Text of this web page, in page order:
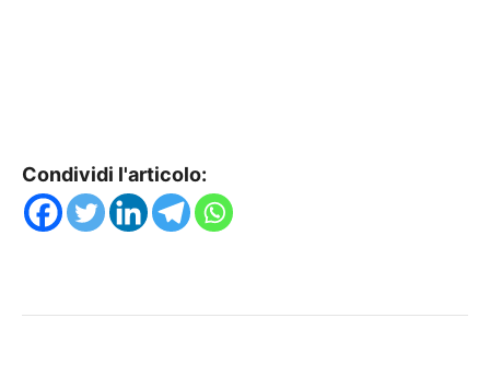
Condividi l'articolo: